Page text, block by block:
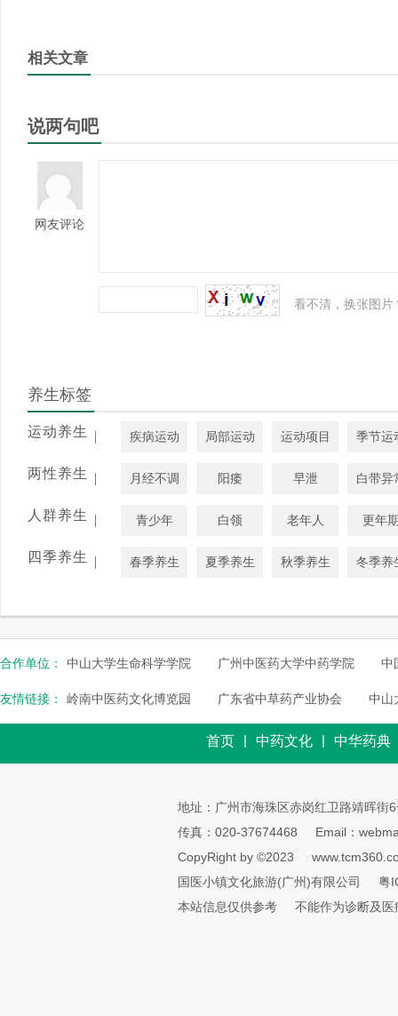
相关文章
说两句吧
网友评论
看不清，换张图片
养生标签
运动养生 | 疾病运动 局部运动 运动项目 季节运
两性养生 | 月经不调 阳痿 早泄 白带异
人群养生 | 青少年 白领 老年人 更年
四季养生 | 春季养生 夏季养生 秋季养生 冬季养
合作单位： 中山大学生命科学学院 广州中医药大学中药学院 中
友情链接： 岭南中医药文化博览园 广东省中草药产业协会 中山
首页 | 中药文化 | 中华药典
地址：广州市海珠区赤岗红卫路靖晖街
传真：020-37674468
Email：
CopyRight by ©2023
国医小镇文化旅游(广州)有限公司
粤
本站信息仅供参考
不能作为诊断及医